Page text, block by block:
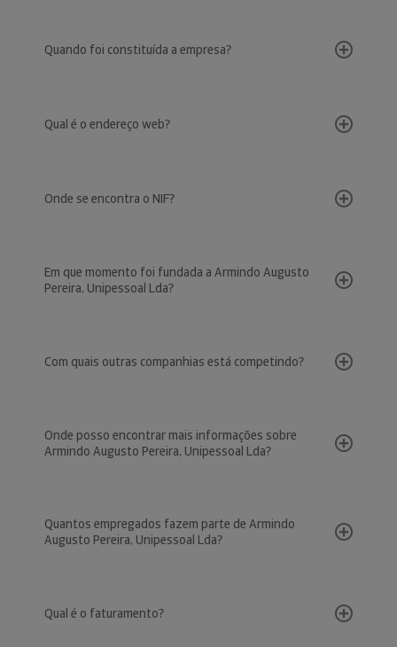
Quando foi constituída a empresa?
Qual é o endereço web?
Onde se encontra o NIF?
Em que momento foi fundada a Armindo Augusto
Pereira, Unipessoal Lda?
Com quais outras companhias está competindo?
Onde posso encontrar mais informações sobre
Armindo Augusto Pereira, Unipessoal Lda?
Quantos empregados fazem parte de Armindo
Augusto Pereira, Unipessoal Lda?
Qual é o faturamento?